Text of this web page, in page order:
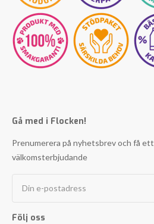
Gå med i Flocken!
Prenumerera på nyhetsbrev och få ett
välkomsterbjudande
Din e-postadress
Följ oss